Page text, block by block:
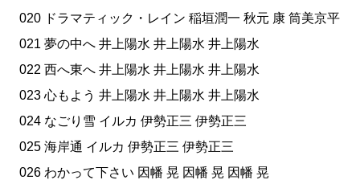
020 ドラマティック・レイン 稲垣潤一 秋元 康 筒美京平
021 夢の中へ 井上陽水 井上陽水 井上陽水
022 西へ東へ 井上陽水 井上陽水 井上陽水
023 心もよう 井上陽水 井上陽水 井上陽水
024 なごり雪 イルカ 伊勢正三 伊勢正三
025 海岸通 イルカ 伊勢正三 伊勢正三
026 わかって下さい 因幡 晃 因幡 晃 因幡 晃